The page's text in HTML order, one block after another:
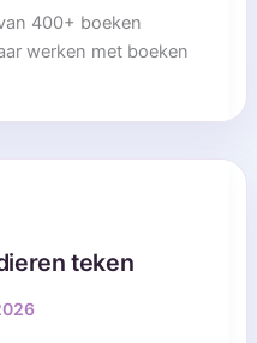
400+ boeken
werken met boeken
teken